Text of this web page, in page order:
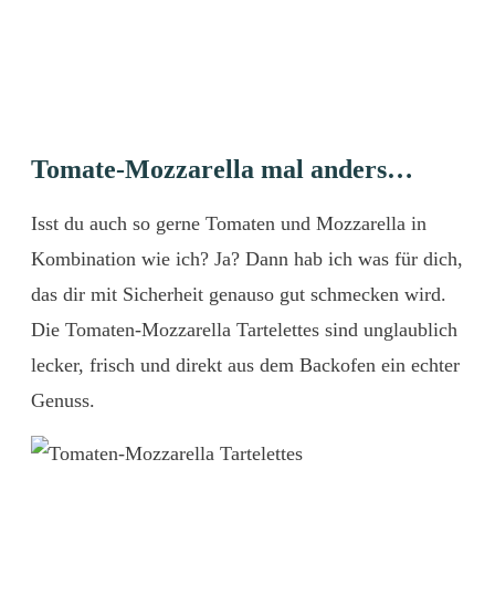
Tomate-Mozzarella mal anders…
Isst du auch so gerne Tomaten und Mozzarella in
Kombination wie ich? Ja? Dann hab ich was für dich,
das dir mit Sicherheit genauso gut schmecken wird.
Die Tomaten-Mozzarella Tartelettes sind unglaublich
lecker, frisch und direkt aus dem Backofen ein echter
Genuss.